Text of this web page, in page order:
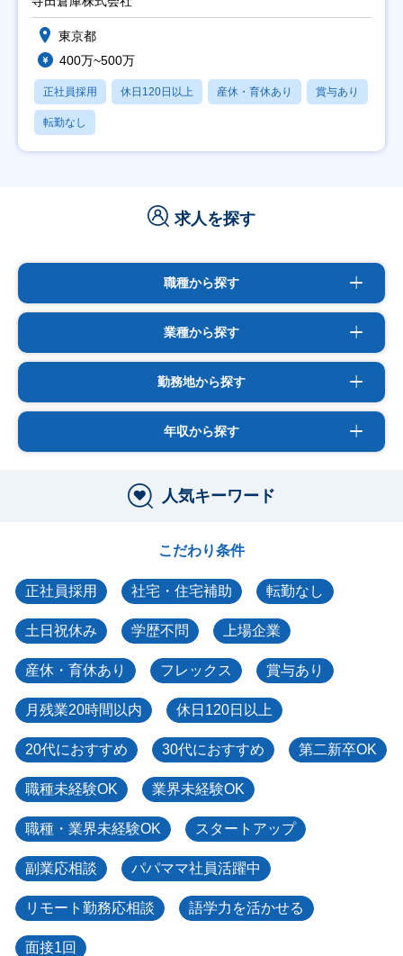
東京都
400万~500万
正社員採用 休日120日以上 産休・育休あり 賞与あり
転勤なし
求人を探す
職種から探す
業種から探す
勤務地から探す
年収から探す
人気キーワード
こだわり条件
正社員採用 社宅・住宅補助 転勤なし
土日祝休み 学歴不問 上場企業
産休・育休あり フレックス 賞与あり
月残業20時間以内 休日120日以上
20代におすすめ 30代におすすめ 第二新卒OK
職種未経験OK 業界未経験OK
職種・業界未経験OK スタートアップ
副業応相談 パパママ社員活躍中
リモート勤務応相談 語学力を活かせる
面接1回